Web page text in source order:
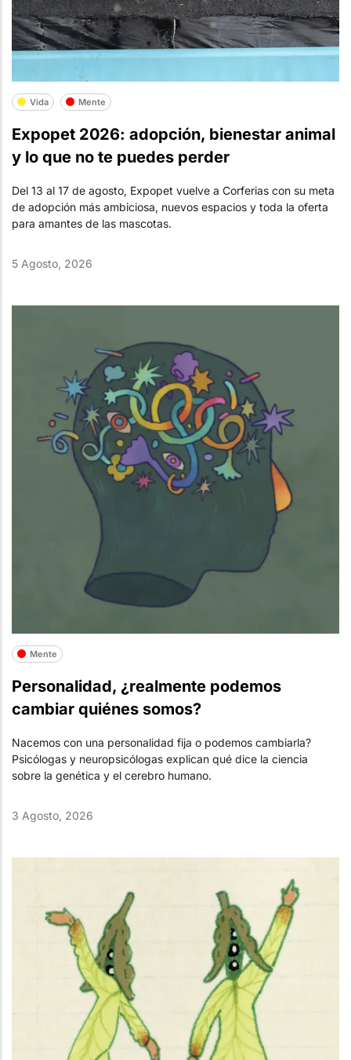
Vida Mente
Expopet 2026: adopción, bienestar animal
y lo que no te puedes perder
Del 13 al 17 de agosto, Expopet vuelve a Corferias con su meta
de adopción más ambiciosa, nuevos espacios y toda la oferta
para amantes de las mascotas.
5 Agosto, 2026
Mente
Personalidad, ¿realmente podemos
cambiar quiénes somos?
Nacemos con una personalidad fija o podemos cambiarla?
Psicólogas y neuropsicólogas explican qué dice la ciencia
sobre la genética y el cerebro humano.
3 Agosto, 2026